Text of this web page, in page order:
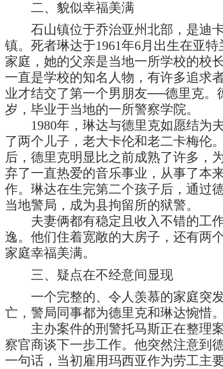
二、貌似幸福美满
石山镇位于乔治亚州北部，是迪
镇。死者琳达于1961年6月出生在亚
家庭，她的父亲是当地一所学校的校
一直是学校的知名人物，有许多追求
业才结交了第一个男朋友──德里克。
岁，毕业于当地的一所警察学院。
1980年，琳达与德里克如愿结为
了两个儿子，老大卡伦和老二卡梅伦
后，德里克明显比之前成熟了许多，
弃了一直热爱的音乐事业，从事了本
作。琳达在生完第二个孩子后，通过
当地警局，成为县拘留所的狱警。
夫妻俩都有稳定且收入不错的工
逸。他们住着宽敞的大房子，还有两
家庭幸福美满。
三、疑点在不经意间显现
一个完整的、令人羡慕的家庭突
亡，警局同事都为德里克和琳达惋惜
主办案件的刑警托马斯正在整理
察官商谈下一步工作。他突然注意到
一句话，当初雇用玛西亚作为劳工主